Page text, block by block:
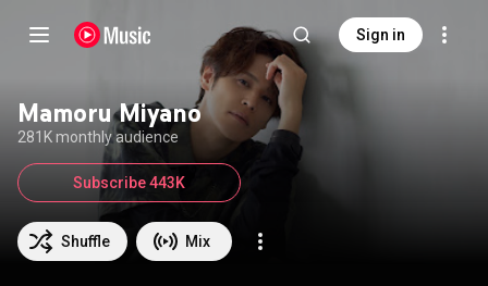
Sign in
Mamoru Miyano
281K monthly audience
Shuffle Mix
Subscribe 443K